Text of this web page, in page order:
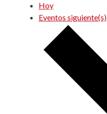
Hoy
Eventos siguiente(s)